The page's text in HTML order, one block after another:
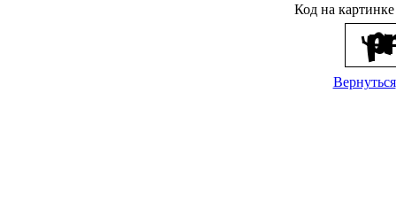
Код на
Вернуться